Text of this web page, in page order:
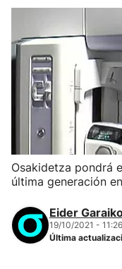
Osakidetza pondrá
última generación
Eider
19/10/2021 - 11:26
Última